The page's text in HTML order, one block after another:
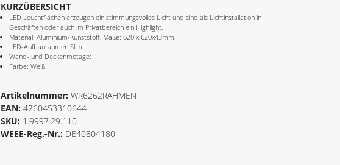
KURZÜBERSICHT
LED Leuchtflächen erzeugen ein stimmungsvolles Licht und sind als Lichtinstallation in
Geschäften oder auch im Privatbereich ein Highlight.
Material: Aluminium/Kunststoff, Maße: 620 x 620x43mm,
LED-Aufbaurahmen Slim
Wand- und Deckenmotage;
Farbe: Weiß
Artikelnummer: WR6262RAHMEN
EAN: 4260453310644
SKU: 1.9997.29.110
WEEE-Reg.-Nr.: DE40804180